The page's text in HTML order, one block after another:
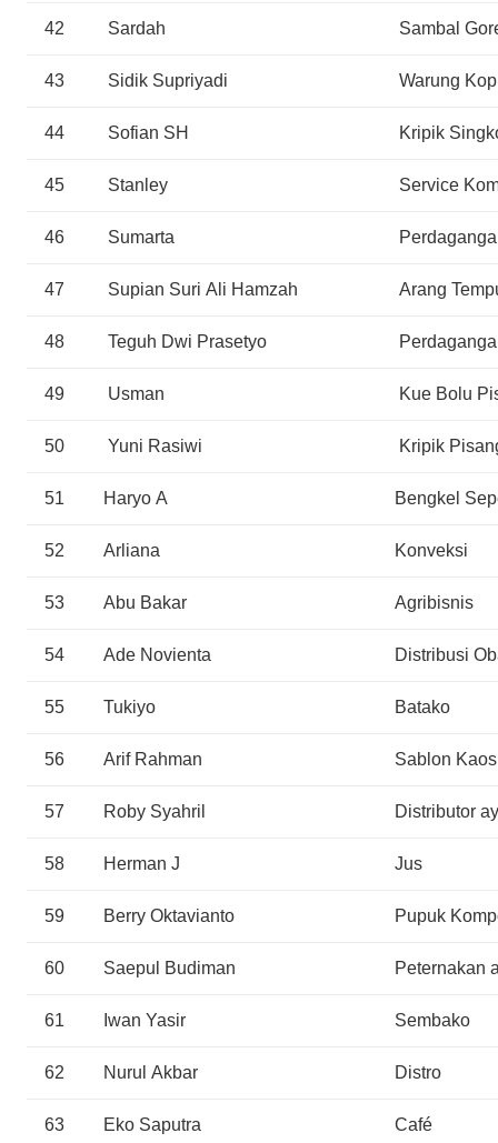
42 Sardah Sambal
43 Sidik Supriyadi Warung
44 Sofian SH Kripik
45 Stanley Service
46 Sumarta
47 Supian Suri Ali Hamzah Arang
48 Teguh Dwi Prasetyo
49 Usman Kue Bolu
50 Yuni Rasiwi Kripik
51 Haryo A Bengkel
52 Arliana Konveksi
53 Abu Bakar Agribisnis
54 Ade Novienta Distribusi
55 Tukiyo Batako
56 Arif Rahman Sablon Kaos
57 Roby Syahril Distributor
58 Herman J Jus
59 Berry Oktavianto Pupuk
60 Saepul Budiman Peternakan
61 Iwan Yasir Sembako
62 Nurul Akbar Distro
63 Eko Saputra Café